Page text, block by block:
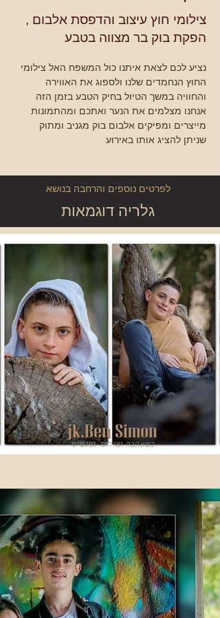
, צילומי חוץ עיצוב והדפסת אלבום
הפקת בוק בר מצווה בטבע
נציע לכם לצאת איתנו כול המשפח האל צילומי
החוץ הנחמדים שלנו ולספוג את האווירה
והחוויה במשך הטיול בחיק הטבע בזמן הזה
אנחנו מצלמים את הנער ואתכם ומהתמונות
מייצרים ומפיקים אלבום בוק מגניב ומתוק
שניתן להציג אותו באירוע